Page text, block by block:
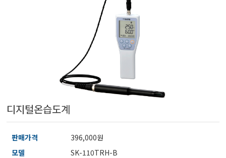
기공기질/미세먼지/가스/소음/진동측정기
속풍량계/온도계/온습도계/기압계
도/농도/염도/당산도/굴절계/편광계/커피농도계
자저울/점도계/핀홀탐지기
디지털온습도계
판매가격
396,000원
모델
SK-110TRH-B